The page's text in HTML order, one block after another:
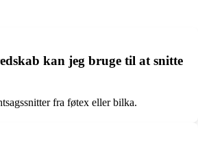
kan jeg bruge til at snitte
fra føtex eller bilka.